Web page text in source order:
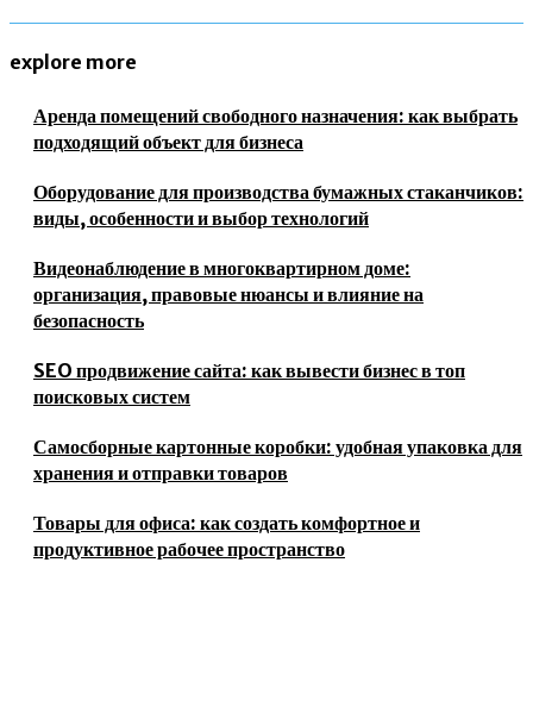
explore more
Аренда помещений свободного назначения: как выбрать
подходящий объект для бизнеса
Оборудование для производства бумажных стаканчиков:
виды, особенности и выбор технологий
Видеонаблюдение в многоквартирном доме:
организация, правовые нюансы и влияние на
безопасность
SEO продвижение сайта: как вывести бизнес в топ
поисковых систем
Самосборные картонные коробки: удобная упаковка для
хранения и отправки товаров
Товары для офиса: как создать комфортное и
продуктивное рабочее пространство